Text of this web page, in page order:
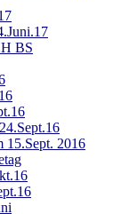
BS
15.Sept. 2016